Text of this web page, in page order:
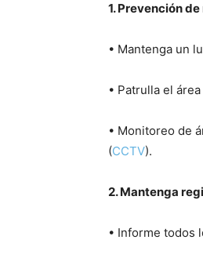
1. Prevención
• Mantenga un
• Patrulla el
• Monitoreo de
(CCTV).
2. Mantenga
• Informe todos